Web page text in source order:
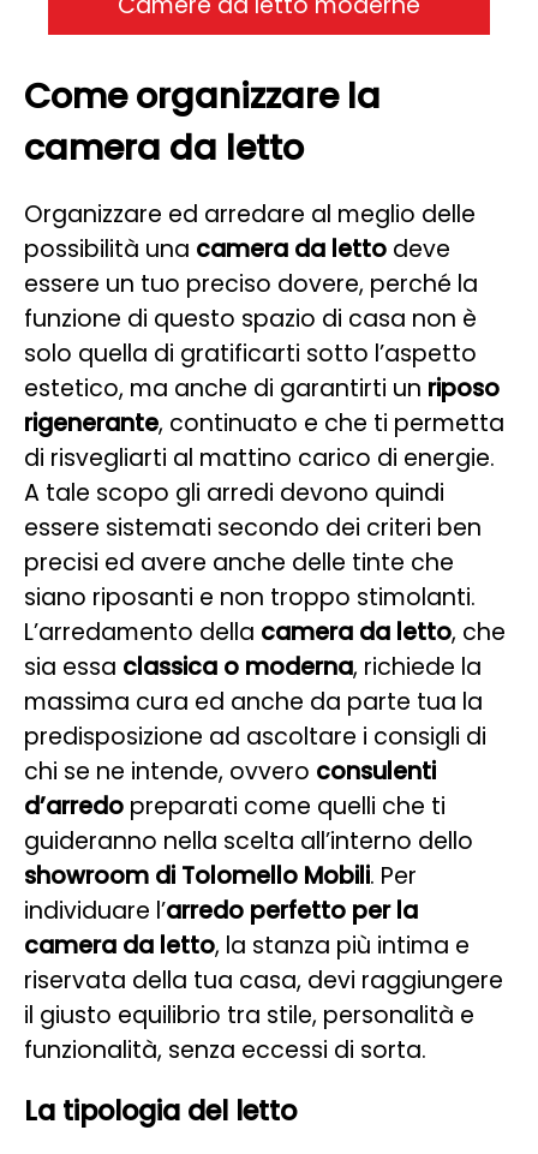
Come organizzare la
camera da letto
Organizzare ed arredare al meglio delle
possibilità una camera da letto deve
essere un tuo preciso dovere, perché la
funzione di questo spazio di casa non è
solo quella di gratificarti sotto l’aspetto
estetico, ma anche di garantirti un riposo
rigenerante, continuato e che ti permetta
di risvegliarti al mattino carico di energie.
A tale scopo gli arredi devono quindi
essere sistemati secondo dei criteri ben
precisi ed avere anche delle tinte che
siano riposanti e non troppo stimolanti.
L’arredamento della camera da letto, che
sia essa classica o moderna, richiede la
massima cura ed anche da parte tua la
predisposizione ad ascoltare i consigli di
chi se ne intende, ovvero consulenti
d’arredo preparati come quelli che ti
guideranno nella scelta all’interno dello
showroom di Tolomello Mobili. Per
individuare l’arredo perfetto per la
camera da letto, la stanza più intima e
riservata della tua casa, devi raggiungere
il giusto equilibrio tra stile, personalità e
funzionalità, senza eccessi di sorta.
La tipologia del letto